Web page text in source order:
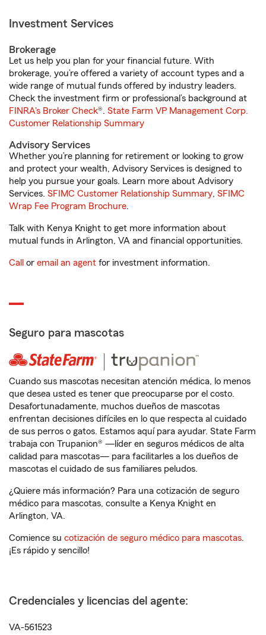
Investment Services
Brokerage
Let us help you plan for your financial future. With
brokerage, you’re offered a variety of account types and a
wide range of mutual funds offered by industry leaders.
Check the investment firm or professional’s background at
FINRA's Broker Check®. State Farm VP Management Corp.
Customer Relationship Summary
Advisory Services
Whether you’re planning for retirement or looking to grow
and protect your wealth, Advisory Services is designed to
help you pursue your goals. Learn more about Advisory
Services. SFIMC Customer Relationship Summary, SFIMC
Wrap Fee Program Brochure.
Talk with Kenya Knight to get more information about
mutual funds in Arlington, VA and financial opportunities.
Call or email an agent for investment information.
Seguro para mascotas
Cuando sus mascotas necesitan atención médica, lo menos
que desea usted es tener que preocuparse por el costo.
Desafortunadamente, muchos dueños de mascotas
enfrentan decisiones difíciles en lo que respecta al cuidado
de sus perros o gatos. Estamos aquí para ayudar. State Farm
trabaja con Trupanion® —líder en seguros médicos de alta
calidad para mascotas— para facilitarles a los dueños de
mascotas el cuidado de sus familiares peludos.
¿Quiere más información? Para una cotización de seguro
médico para mascotas, consulte a Kenya Knight en
Arlington, VA.
Comience su cotización de seguro médico para mascotas.
¡Es rápido y sencillo!
Credenciales y licencias del agente:
VA-561523